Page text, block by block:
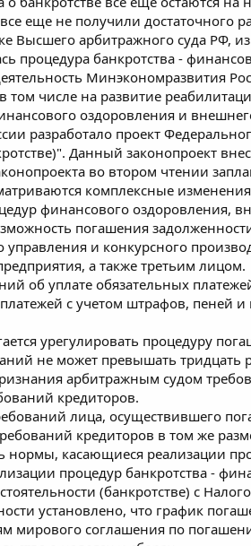
еще не получили достаточного
Высшего арбитражного суда РФ,
процедура банкротства -
Минэкономразвития
том числе на развитие
оздоровления и
разработало проект
Данный законопроект
во втором чтении
комплексные
финансового оздоровления,
погашения
и конкурсного
а также третьим лицом.
об уплате обязательных
с учетом штрафов, пеней
урегулировать процедуру
не может превышать
арбитражным судом
кредиторов.
лица, осуществившего
кредиторов в том же
нормы, касающиеся реализации
процедур банкротства -
(банкротстве) с
установлено, что график
мирового соглашения по